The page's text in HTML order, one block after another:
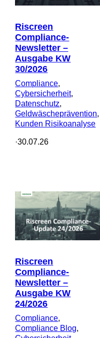
Riscreen
Compliance-
Newsletter –
Ausgabe KW
30/2026
Compliance
Cybersicherheit
Datenschutz
Geldwäscheprävention
Kunden Risikoanalyse
·30.07.26
Riscreen
Compliance-
Newsletter –
Ausgabe KW
24/2026
Compliance
Compliance Blog